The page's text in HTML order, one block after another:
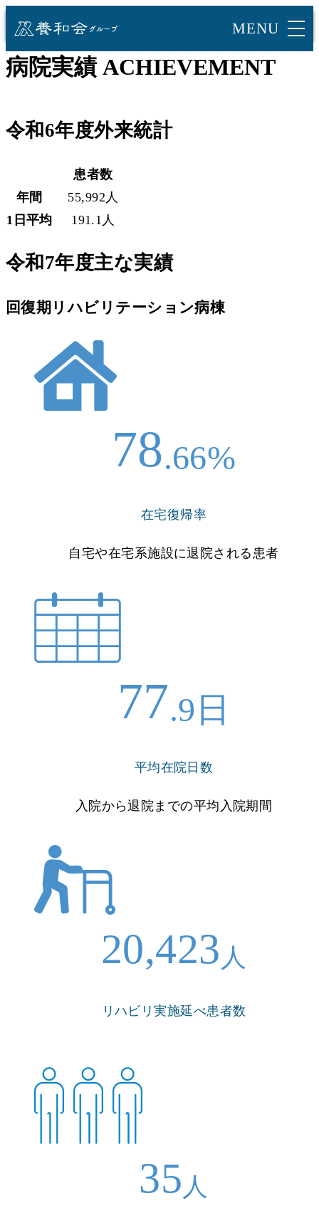
病院実績 ACHIEVEMENT
令和6年度外来統計
患者数
年間
55,992人
1日平均
191.1人
令和7年度主な実績
回復期リハビリ テーション病棟
78.66%
在宅復帰率
自宅や在宅系施設に退院される患者
77.9日
平均在院日数
入院から退院までの平均入院期間
20,423 人
リハビリ実施延べ患者数
35 人